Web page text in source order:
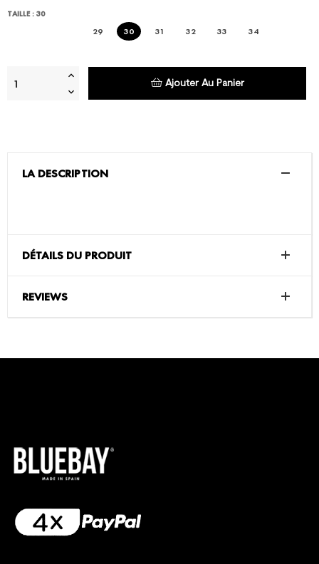
TAILLE : 30
29 30 31 32 33 34
Ajouter Au Panier
LA DESCRIPTION
DÉTAILS DU PRODUIT
REVIEWS